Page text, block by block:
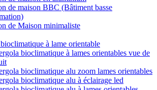
de maison BBC (Bâtiment basse
de Maison minimaliste
à lame orientable
bioclimatique à lames orientables vue de
bioclimatique alu zoom lames orientables
bioclimatique alu à éclairage led